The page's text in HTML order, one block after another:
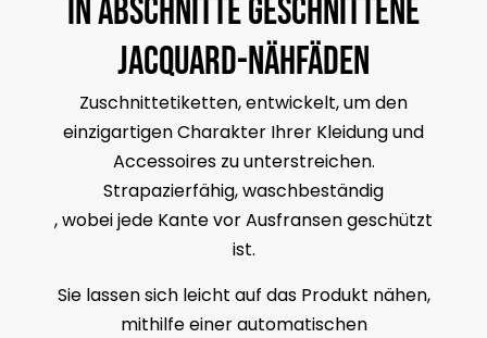
In Abschnitte geschnittene
Jacquard-Nähfäden
Zuschnittetiketten, entwickelt, um den
einzigartigen Charakter Ihrer Kleidung und
Accessoires zu unterstreichen.
Strapazierfähig, waschbeständig
, wobei jede Kante vor Ausfransen geschützt
ist.
Sie lassen sich leicht auf das Produkt nähen,
mithilfe einer automatischen